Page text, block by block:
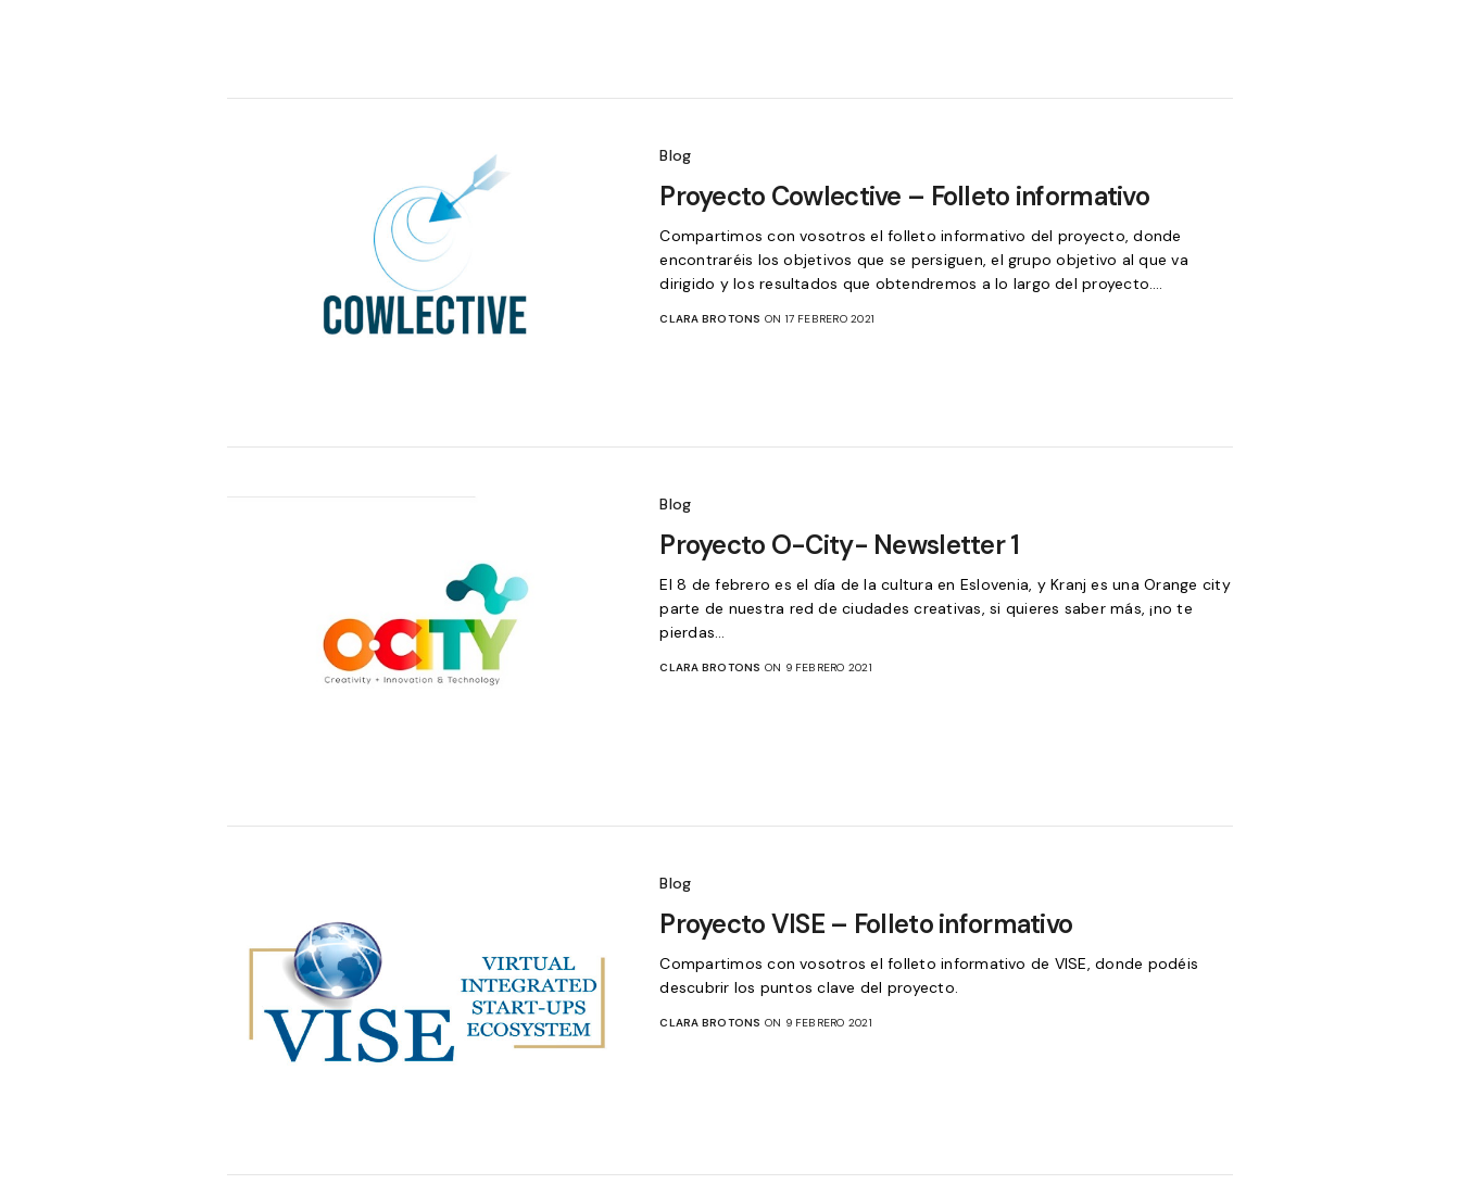
Blog
Proyecto Cowlective – Folleto informativo
Compartimos con vosotros el folleto informativo del proyecto, donde
encontraréis los objetivos que se persiguen, el grupo objetivo al que va
dirigido y los resultados que obtendremos a lo largo del proyecto.…
CLARA BROTONS ON 17 FEBRERO 2021
Blog
Proyecto O-City- Newsletter 1
El 8 de febrero es el día de la cultura en Eslovenia, y Kranj es una Orange city
parte de nuestra red de ciudades creativas, si quieres saber más, ¡no te
pierdas…
CLARA BROTONS ON 9 FEBRERO 2021
Blog
Proyecto VISE – Folleto informativo
Compartimos con vosotros el folleto informativo de VISE, donde podéis
descubrir los puntos clave del proyecto.
CLARA BROTONS ON 9 FEBRERO 2021